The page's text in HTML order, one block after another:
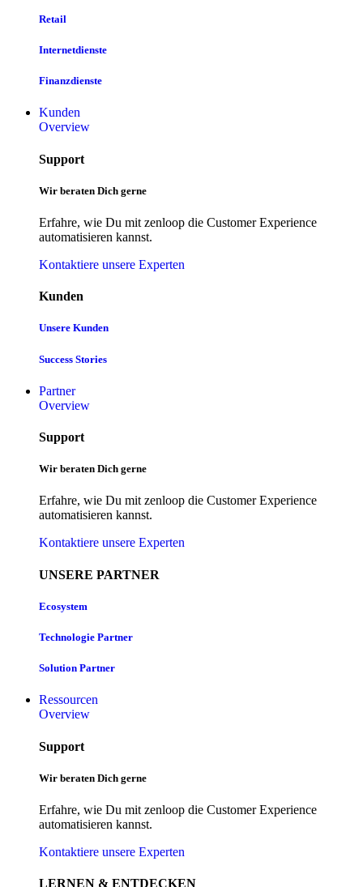
Retail
Internetdienste
Finanzdienste
Kunden
Overview
Support
Wir beraten Dich gerne
Erfahre, wie Du mit zenloop die Customer Experience
automatisieren kannst.
Kontaktiere unsere Experten
Kunden
Unsere Kunden
Success Stories
Partner
Overview
Support
Wir beraten Dich gerne
Erfahre, wie Du mit zenloop die Customer Experience
automatisieren kannst.
Kontaktiere unsere Experten
UNSERE PARTNER
Ecosystem
Technologie Partner
Solution Partner
Ressourcen
Overview
Support
Wir beraten Dich gerne
Erfahre, wie Du mit zenloop die Customer Experience
automatisieren kannst.
Kontaktiere unsere Experten
LERNEN & ENTDECKEN